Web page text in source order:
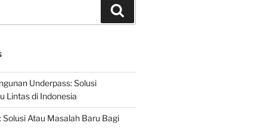
Underpass: Solusi
Lintas di Indonesia
Solusi Atau Masalah Baru Bagi